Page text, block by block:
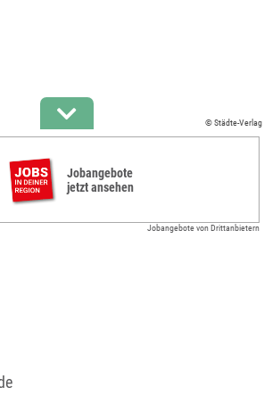
© Städte-Verlag
Jobangebote
jetzt ansehen
Jobangebote von Drittanbietern